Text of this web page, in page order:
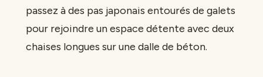
passez à des pas japonais entourés de galets
pour rejoindre un espace détente avec deux
chaises longues sur une dalle de béton.